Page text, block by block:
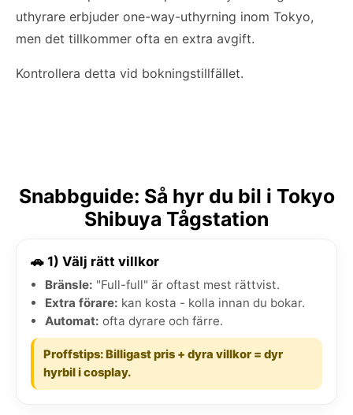
uthyrare erbjuder one-way-uthyrning inom Tokyo,
men det tillkommer ofta en extra avgift.
Kontrollera detta vid bokningstillfället.
Snabbguide: Så hyr du bil i Tokyo
Shibuya Tågstation
🚗 1) Välj rätt villkor
Bränsle: "Full-full" är oftast mest rättvist.
Extra förare: kan kosta - kolla innan du bokar.
Automat: ofta dyrare och färre.
Proffstips: Billigast pris + dyra villkor = dyr
hyrbil i cosplay.